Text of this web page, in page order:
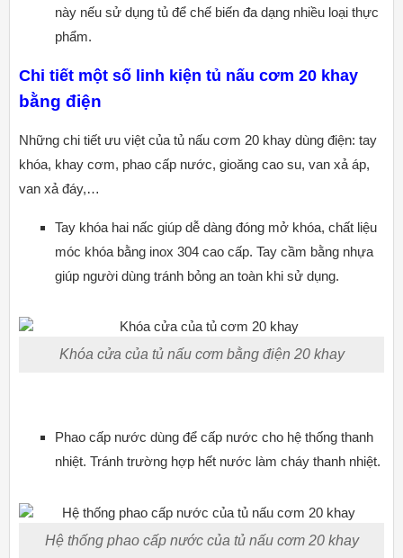
này nếu sử dụng tủ để chế biến đa dạng nhiều loại thực
phẩm.
Chi tiết một số linh kiện tủ nấu cơm 20 khay
bằng điện
Những chi tiết ưu việt của tủ nấu cơm 20 khay dùng điện: tay
khóa, khay cơm, phao cấp nước, gioăng cao su, van xả áp,
van xả đáy,…
Tay khóa hai nấc giúp dễ dàng đóng mở khóa, chất liệu
móc khóa bằng inox 304 cao cấp. Tay cầm bằng nhựa
giúp người dùng tránh bỏng an toàn khi sử dụng.
Khóa cửa của tủ nấu cơm bằng điện 20 khay
Phao cấp nước dùng để cấp nước cho hệ thống thanh
nhiệt. Tránh trường hợp hết nước làm cháy thanh nhiệt.
Hệ thống phao cấp nước của tủ nấu cơm 20 khay